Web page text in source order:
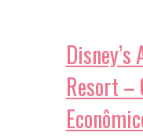
Resort –